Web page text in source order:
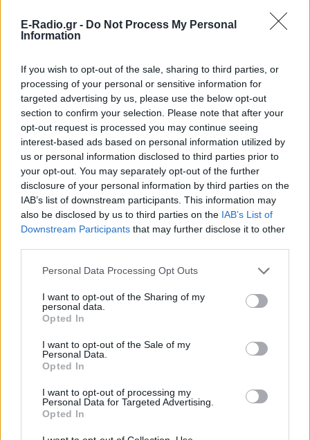
E-Radio.gr - Do Not Process My Personal
Information
If you wish to opt-out of the sale, sharing to third parties, or
processing of your personal or sensitive information for
targeted advertising by us, please use the below opt-out
section to confirm your selection. Please note that after your
opt-out request is processed you may continue seeing
interest-based ads based on personal information utilized by
us or personal information disclosed to third parties prior to
your opt-out. You may separately opt-out of the further
disclosure of your personal information by third parties on the
IAB’s list of downstream participants. This information may
also be disclosed by us to third parties on the IAB’s List of
Downstream Participants that may further disclose it to other
Personal Data Processing Opt Outs
I want to opt-out of the Sharing of my
personal data.
Opted In
I want to opt-out of the Sale of my
Personal Data.
Opted In
I want to opt-out of processing my
Personal Data for Targeted Advertising.
Opted In
ΔΕΙΤΕ ΕΠΙΣΗΣ
ΣΤΗΝ ΙΔΙΑ ΚΑΤΗΓΟΡΙΑ
5 one‑hit wonders που έγιναν
ξανά διάσημοι από… ατύχημα
χαμογελάσει, αποδεικνύει ότι ορισμένα
τραγούδια έχουν πολύ περισσότερες
επίκαιρη
Ρώμα που αξίζει να δούμε ξανά στις
επαναλήψεις